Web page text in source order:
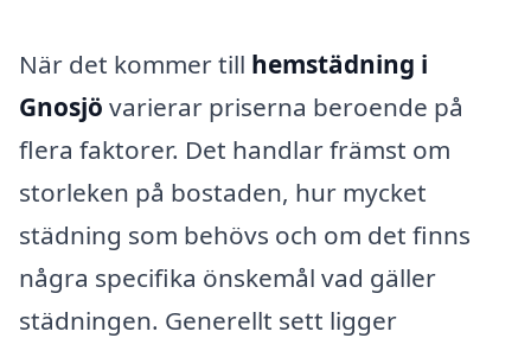
När det kommer till hemstädning i
Gnosjö varierar priserna beroende på
flera faktorer. Det handlar främst om
storleken på bostaden, hur mycket
städning som behövs och om det finns
några specifika önskemål vad gäller
städningen. Generellt sett ligger